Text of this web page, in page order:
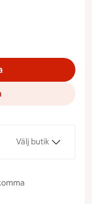
Välj butik